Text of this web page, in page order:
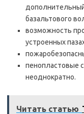
базальтового
возможность
устроенных
пенопластовые
неоднократно.
Читать статью